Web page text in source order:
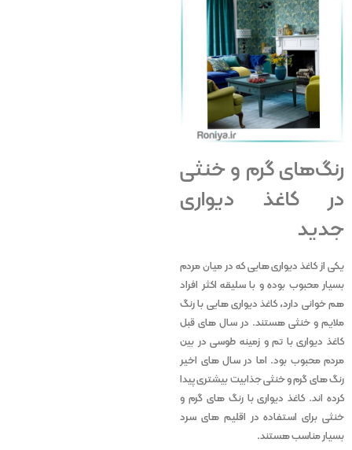
رنگ‌های گرم و خنثی
در کاغذ دیواری
جدید
یکی از کاغذ دیواری ‌هایی که در میان مردم
بسیار محبوب بوده و با سلیقه اکثر افراد
هم‌ خوانی دارد، کاغذ دیواری ‌هایی با رنگ
ملایم و خنثی هستند. در سال ‌های قبل
کاغذ دیواری با تم و زمینه طوسی در بین
مردم محبوب بود. اما در سال‌ های اخیر
رنگ ‌های گرم و خنثی جذابیت بیشتری پیدا
کرده ‌اند. کاغذ دیواری با رنگ ‌های گرم و
خنثی برای استفاده در اقلیم ‌های سرد
بسیار مناسب هستند.